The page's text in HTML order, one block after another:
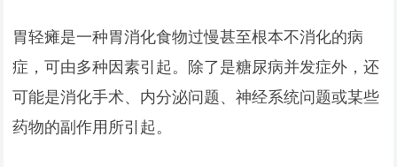
胃轻瘫是一种胃消化食物过慢甚至根本不消化的病
症，可由多种因素引起。除了是糖尿病并发症外，还
可能是消化手术、内分泌问题、神经系统问题或某些
药物的副作用所引起。